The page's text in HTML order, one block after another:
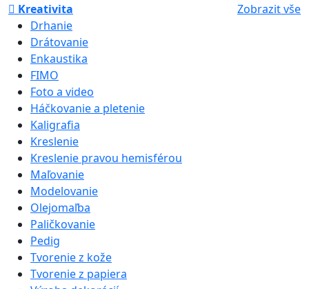
Kreativita
Zobrazit vše
Drhanie
Drátovanie
Enkaustika
FIMO
Foto a video
Háčkovanie a pletenie
Kaligrafia
Kreslenie
Kreslenie pravou hemisférou
Maľovanie
Modelovanie
Olejomaľba
Paličkovanie
Pedig
Tvorenie z kože
Tvorenie z papiera